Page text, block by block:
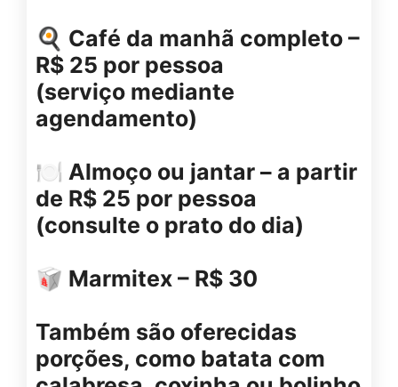
🍳 Café da manhã completo –
R$ 25 por pessoa
(serviço mediante
agendamento)
🍽 Almoço ou jantar – a partir
de R$ 25 por pessoa
(consulte o prato do dia)
🥡 Marmitex – R$ 30
Também são oferecidas
porções, como batata com